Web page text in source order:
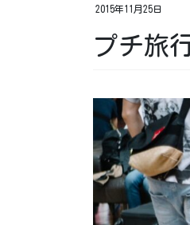
2015年11月25日
プチ旅行